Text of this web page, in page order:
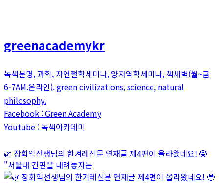
greenacademykr
녹색문명, 과학, 자연철학세미나, 양자역학세미나, 책새벽(월~금
6-7AM.온라인). green civilizations, science, natural
philosophy.
Facebook : Green Academy
Youtube : 녹색아카데미
🌿 장회익선생님의 한겨레신문 연재글 제4편이 올라왔네요! 🤓
"서울대 간판을 내려놓자는